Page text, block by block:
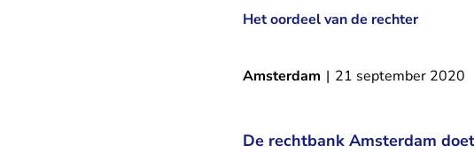
Het oordeel van de rechter
Amsterdam | 21 september 2020
De rechtbank Amsterdam